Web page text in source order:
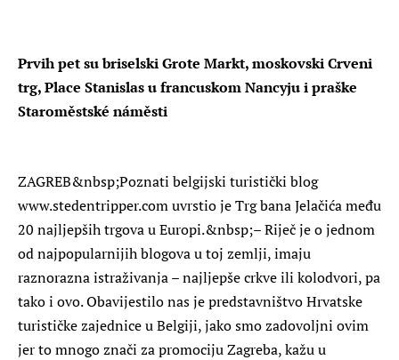
Prvih pet su briselski Grote Markt, moskovski Crveni
trg, Place Stanislas u francuskom Nancyju i praške
Staroměstské náměsti
ZAGREB&nbsp;Poznati belgijski turistički blog
www.stedentripper.com uvrstio je Trg bana Jelačića među
20 najljepših trgova u Europi.&nbsp;– Riječ je o jednom
od najpopularnijih blogova u toj zemlji, imaju
raznorazna istraživanja – najljepše crkve ili kolodvori, pa
tako i ovo. Obavijestilo nas je predstavništvo Hrvatske
turističke zajednice u Belgiji, jako smo zadovoljni ovim
jer to mnogo znači za promociju Zagreba, kažu u